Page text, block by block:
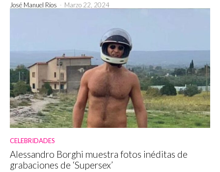
José Manuel Ríos - Marzo 22, 2024
CELEBRIDADES
Alessandro Borghi muestra fotos inéditas de
grabaciones de ‘Supersex’